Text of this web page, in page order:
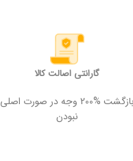
گارانتی اصالت کالا
بازگشت %200 وجه در صورت اصلی
نبودن